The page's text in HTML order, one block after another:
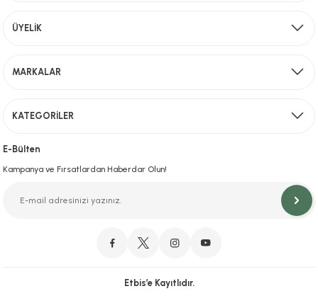
Orijinal Ürün Garantisiyle Sorunsuz Alışverişin Adresi.
ÜYELİK
MARKALAR
KATEGORİLER
Etbis’e Kayıtlıdır.
E-Bülten
Kampanya ve Fırsatlardan Haberdar Olun!